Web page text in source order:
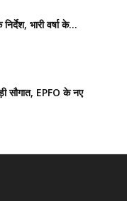
भारी वर्षा के...
सौगात, EPFO के नए